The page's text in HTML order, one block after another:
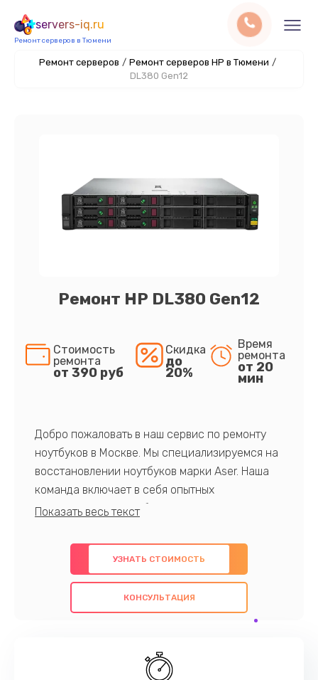
servers-iq.ru
Ремонт серверов в Тюмени
Ремонт серверов / Ремонт серверов HP в Тюмени /
DL380 Gen12
Ремонт HP DL380 Gen12
Стоимость
ремонта
от 390 руб
Скидка
до
20%
Время
ремонта
от 20
мин
Добро пожаловать в наш сервис по ремонту
ноутбуков в Москве. Мы специализируемся на
восстановлении ноутбуков марки Aser. Наша
команда включает в себя опытных
профессионалов с обширными знаниями и
предлагаем быстрый и качественный ремонт с
использованием оригинальных компонентов, а
также гарантируем качество всех
проведенных работ. Наша цель - предоставить
наилучшим образом. Не медлите записаться на
УЗНАТЬ СТОИМОСТЬ
КОНСУЛЬТАЦИЯ